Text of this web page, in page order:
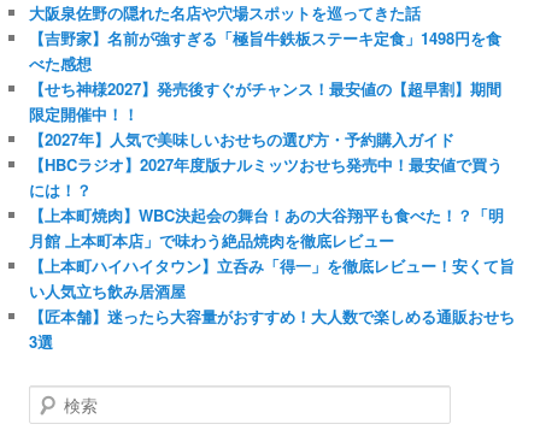
大阪泉佐野の隠れた名店や穴場スポットを巡ってきた話
【吉野家】名前が強すぎる「極旨牛鉄板ステーキ定食」1498円を食
べた感想
【せち神様2027】発売後すぐがチャンス！最安値の【超早割】期間
限定開催中！！
【2027年】人気で美味しいおせちの選び方・予約購入ガイド
【HBCラジオ】2027年度版ナルミッツおせち発売中！最安値で買う
には！？
【上本町焼肉】WBC決起会の舞台！あの大谷翔平も食べた！？「明
月館 上本町本店」で味わう絶品焼肉を徹底レビュー
【上本町ハイハイタウン】立呑み「得一」を徹底レビュー！安くて旨
い人気立ち飲み居酒屋
【匠本舗】迷ったら大容量がおすすめ！大人数で楽しめる通販おせち
3選
検
索